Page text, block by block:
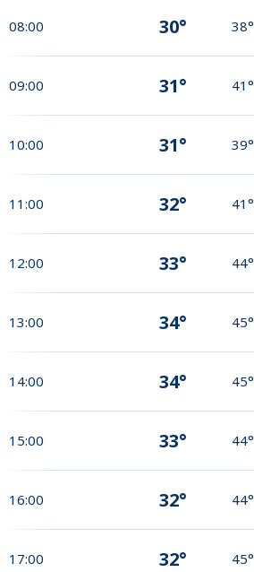
08:00 30° 38°
09:00 31° 41°
10:00 31° 39°
11:00 32° 41°
12:00 33° 44°
13:00 34° 45°
14:00 34° 45°
15:00 33° 44°
16:00 32° 44°
17:00 32° 45°